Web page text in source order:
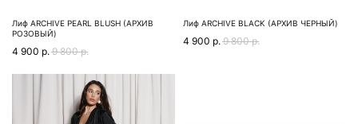
Лиф ARCHIVE PEARL BLUSH (АРХИВ
РОЗОВЫЙ)
4 900 р. 9 800 р.
Лиф ARCHIVE BLACK (АРХИВ ЧЕРНЫЙ)
4 900 р. 9 800 р.